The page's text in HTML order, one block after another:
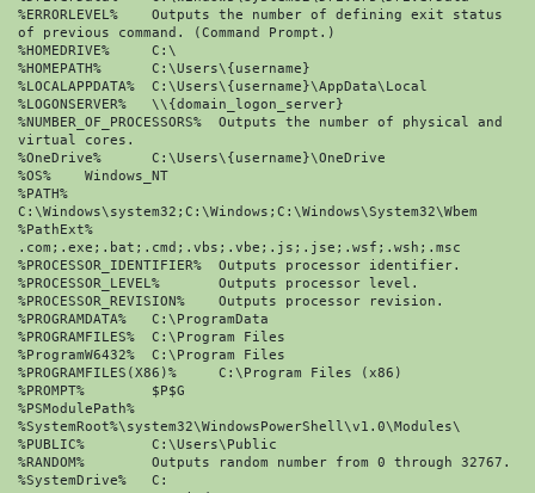
%ERRORLEVEL%	Outputs the number of defining exit status
of previous command. (Command Prompt.)
%HOMEDRIVE%	C:\
%HOMEPATH%	C:\Users\{username}
%LOCALAPPDATA%	C:\Users\{username}\AppData\Local
%LOGONSERVER%	\\{domain_logon_server}
%NUMBER_OF_PROCESSORS%	Outputs the number of physical and
virtual cores.
%OneDrive%	C:\Users\{username}\OneDrive
%OS%	Windows_NT
%PATH%
C:\Windows\system32;C:\Windows;C:\Windows\System32\Wbem
%PathExt%
.com;.exe;.bat;.cmd;.vbs;.vbe;.js;.jse;.wsf;.wsh;.msc
%PROCESSOR_IDENTIFIER%	Outputs processor identifier.
%PROCESSOR_LEVEL%	Outputs processor level.
%PROCESSOR_REVISION%	Outputs processor revision.
%PROGRAMDATA%	C:\ProgramData
%PROGRAMFILES%	C:\Program Files
%ProgramW6432%	C:\Program Files
%PROGRAMFILES(X86)%	C:\Program Files (x86)
%PROMPT%	$P$G
%PSModulePath%
%SystemRoot%\system32\WindowsPowerShell\v1.0\Modules\
%PUBLIC%	C:\Users\Public
%RANDOM%	Outputs random number from 0 through 32767.
%SystemDrive%	C: